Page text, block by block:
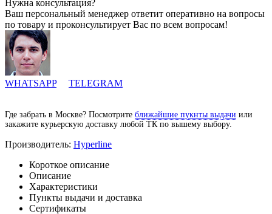
Нужна консультация?
Ваш персональный менеджер ответит оперативно на вопросы
по товару и проконсультирует Вас по всем вопросам!
WHATSAPP TELEGRAM
Где забрать в Москве? Посмотрите ближайшие пукнты выдачи или
закажите курьерскую доставку любой ТК по вышему выбору.
Производитель: Hyperline
Короткое описание
Описание
Характеристики
Пункты выдачи и доставка
Сертификаты